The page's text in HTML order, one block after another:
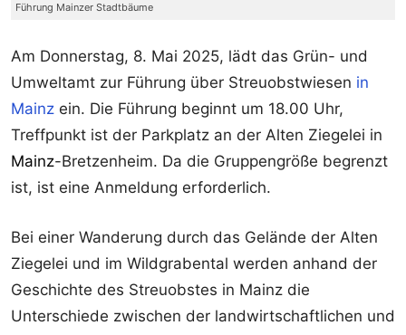
Führung Mainzer Stadtbäume
Am Donnerstag, 8. Mai 2025, lädt das Grün- und
Umweltamt zur Führung über Streuobstwiesen in
Mainz ein. Die Führung beginnt um 18.00 Uhr,
Treffpunkt ist der Parkplatz an der Alten Ziegelei in
Mainz-Bretzenheim. Da die Gruppengröße begrenzt
ist, ist eine Anmeldung erforderlich.
Bei einer Wanderung durch das Gelände der Alten
Ziegelei und im Wildgrabental werden anhand der
Geschichte des Streuobstes in Mainz die
Unterschiede zwischen der landwirtschaftlichen und